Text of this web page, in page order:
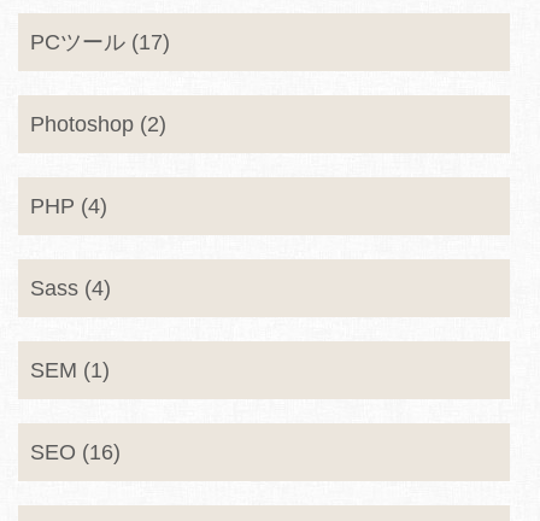
PCツール (17)
Photoshop (2)
PHP (4)
Sass (4)
SEM (1)
SEO (16)